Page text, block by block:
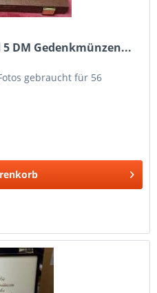
DM Gedenkmünzen...
gebraucht für 56